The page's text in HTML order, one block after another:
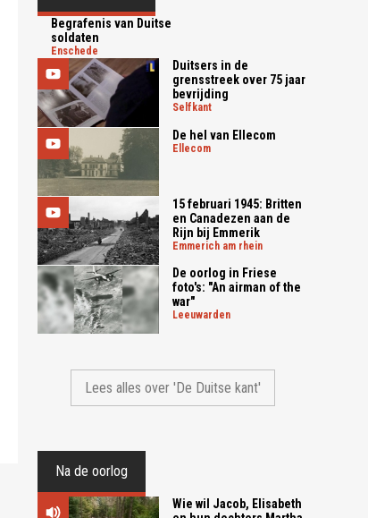
Begrafenis van Duitse
soldaten
enschede
Duitsers in de
grensstreek over 75 jaar
bevrijding
selfkant
De hel van Ellecom
ellecom
15 februari 1945: Britten
en Canadezen aan de
Rijn bij Emmerik
emmerich am rhein
De oorlog in Friese
foto's: "An airman of the
war"
leeuwarden
Lees alles over 'De Duitse kant'
Na de oorlog
Wie wil Jacob, Elisabeth